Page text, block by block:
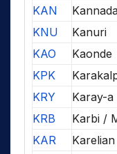
KAN
KNU
Kanuri
KAO
Kaonde
KPK
KRY
Karay-a
KRB
Karbi /
KAR
Karelian